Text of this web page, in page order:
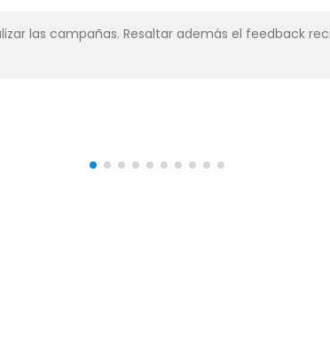
las campañas. Resaltar además el feedback